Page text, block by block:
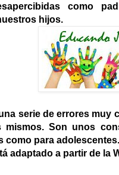
como
hijos.
serie de errores muy
mismos. Son unos
como para adolescentes.
adaptado a partir de la